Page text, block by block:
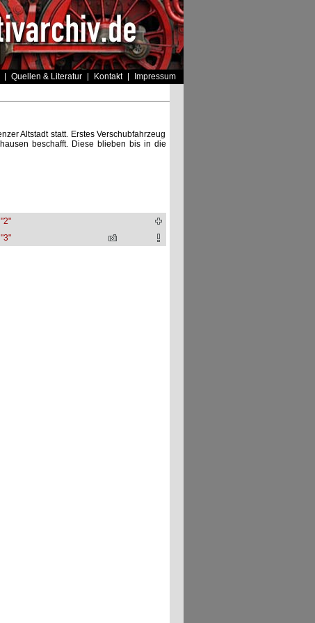
Quellen & Literatur Kontakt Impressum
Altstadt statt. Erstes Verschubfahrzeug
beschafft. Diese blieben bis in die